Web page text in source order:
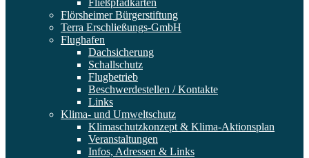
Fließpfadkarten
Flörsheimer Bürgerstiftung
Terra Erschließungs-GmbH
Flughafen
Dachsicherung
Schallschutz
Flugbetrieb
Beschwerdestellen / Kontakte
Links
Klima- und Umweltschutz
Klimaschutzkonzept & Klima-Aktionsplan
Veranstaltungen
Infos, Adressen & Links